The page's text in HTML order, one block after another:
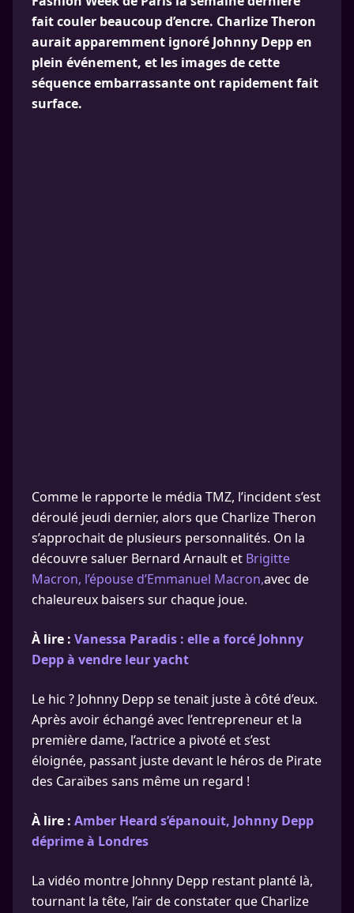
fait couler beaucoup d’encre. Charlize Theron
aurait apparemment ignoré Johnny Depp en
plein événement, et les images de cette
séquence embarrassante ont rapidement fait
surface.
Comme le rapporte le média TMZ, l’incident s’est
déroulé jeudi dernier, alors que Charlize Theron
s’approchait de plusieurs personnalités. On la
découvre saluer Bernard Arnault et Brigitte
Macron, l’épouse d’Emmanuel Macron,avec de
chaleureux baisers sur chaque joue.
À lire : Vanessa Paradis : elle a forcé Johnny
Depp à vendre leur yacht
Le hic ? Johnny Depp se tenait juste à côté d’eux.
Après avoir échangé avec l’entrepreneur et la
première dame, l’actrice a pivoté et s’est
éloignée, passant juste devant le héros de Pirate
des Caraïbes sans même un regard !
À lire : Amber Heard s’épanouit, Johnny Depp
déprime à Londres
La vidéo montre Johnny Depp restant planté là,
tournant la tête, l’air de constater que Charlize